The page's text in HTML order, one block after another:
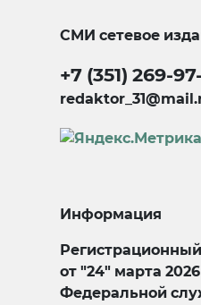
СМИ сетевое
+7 (351) 269-
Информация
от "24" марта
Федеральной